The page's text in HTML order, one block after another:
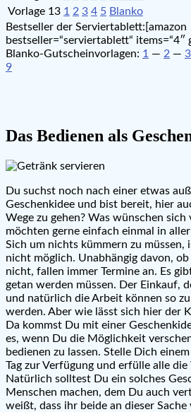
Vorlage 13 1 2 3 4 5 Blanko
Bestseller der Serviertablett:[amazon
bestseller=“serviertablett“ items=“4″
Blanko-Gutscheinvorlagen: 1 — 2 — 3
9
Das Bedienen als
Du suchst noch nach einer etwas
Geschenkidee und bist bereit, hier
Wege zu gehen? Was wünschen sich
möchten gerne einfach einmal in
Sich um nichts kümmern zu müssen,
nicht möglich. Unabhängig davon,
nicht, fallen immer Termine an. Es
getan werden müssen. Der Einkauf,
und natürlich die Arbeit können so
werden. Aber wie lässt sich hier der
Da kommst Du mit einer
es, wenn Du die Möglichkeit
bedienen zu lassen. Stelle Dich
Tag zur Verfügung und erfülle alle
Natürlich solltest Du ein solches
Menschen machen, dem Du auch
weißt, dass ihr beide an dieser